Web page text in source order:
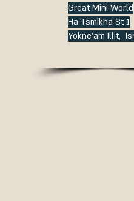
Great Mini World
Ha-Tsmikha St 1
Yokne'am Illit,